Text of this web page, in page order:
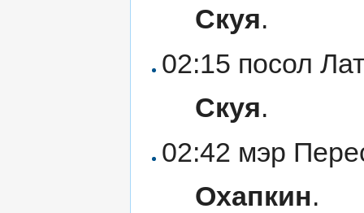
Скуя.
02:15 посол
Скуя.
02:42 мэр
Охапкин.